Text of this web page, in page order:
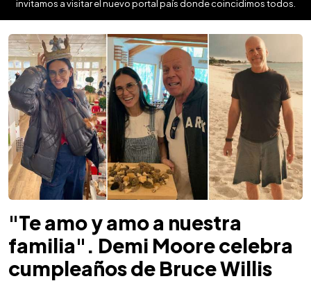
invitamos a visitar el nuevo portal país donde coincidimos todos.
"Te amo y amo a nuestra
familia". Demi Moore celebra
cumpleaños de Bruce Willis